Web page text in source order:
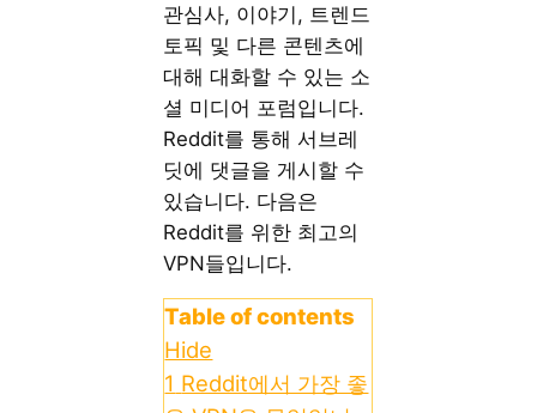
관심사, 이야기, 트렌드
토픽 및 다른 콘텐츠에
대해 대화할 수 있는 소
셜 미디어 포럼입니다.
Reddit를 통해 서브레
딧에 댓글을 게시할 수
있습니다. 다음은
Reddit를 위한 최고의
VPN들입니다.
Table of contents
Hide
1 Reddit에서 가장 좋